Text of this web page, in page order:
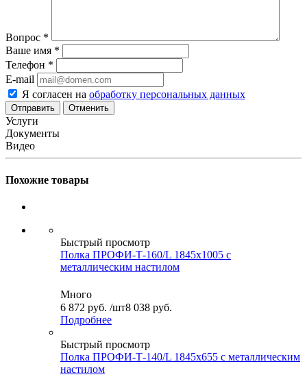
Вопрос *
Ваше имя *
Телефон *
E-mail
Я согласен на обработку персональных данных
Отменить
Услуги
Документы
Видео
Похожие товары
Быстрый просмотр
Полка ПРОФИ-Т-160/L 1845x1005 с
металлическим настилом
Много
6 872 руб. /шт8 038 руб.
Подробнее
Быстрый просмотр
Полка ПРОФИ-Т-140/L 1845x655 с металлическим
настилом